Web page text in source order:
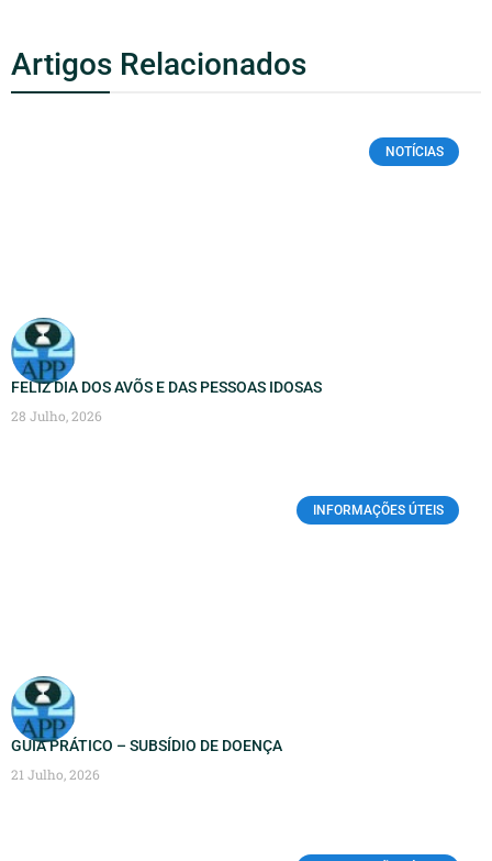
Artigos Relacionados
NOTÍCIAS
FELIZ DIA DOS AVÕS E DAS PESSOAS IDOSAS
28 Julho, 2026
INFORMAÇÕES ÚTEIS
GUIA PRÁTICO – SUBSÍDIO DE DOENÇA
21 Julho, 2026